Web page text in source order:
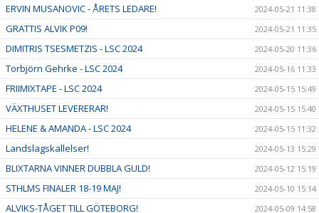
ERVIN MUSANOVIC - ÅRETS LEDARE! 2024-05-21 11:38
GRATTIS ALVIK P09! 2024-05-21 11:35
DIMITRIS TSESMETZIS - LSC 2024 2024-05-20 11:36
Torbjörn Gehrke - LSC 2024 2024-05-16 11:33
FRIIMIXTAPE - LSC 2024 2024-05-15 15:49
VÄXTHUSET LEVERERAR! 2024-05-15 15:40
HELENE & AMANDA - LSC 2024 2024-05-15 11:32
Landslagskallelser! 2024-05-13 15:29
BLIXTARNA VINNER DUBBLA GULD! 2024-05-12 15:19
STHLMS FINALER 18-19 MAJ! 2024-05-10 15:14
ALVIKS-TÅGET TILL GÖTEBORG! 2024-05-09 14:58